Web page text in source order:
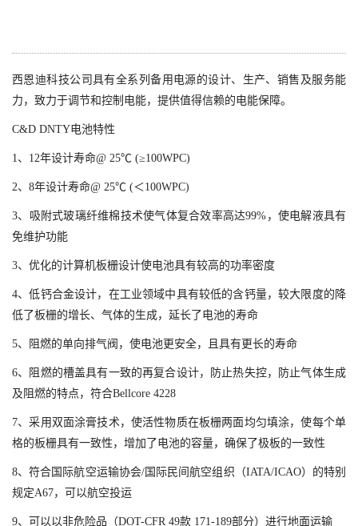
西恩迪科技公司具有全系列备用电源的设计、生产、销售及服务能
力，致力于调节和控制电能，提供值得信赖的电能保障。
C&D DNTY电池特性
1、12年设计寿命@ 25℃ (≥100WPC)
2、8年设计寿命@ 25℃ (＜100WPC)
3、吸附式玻璃纤维棉技术使气体复合效率高达99%，使电解液具有
免维护功能
3、 优化的计算机板栅设计使电池具有较高的功率密度
4、低钙合金设计，在工业领域中具有较低的含钙量，较大限度的降
低了板栅的增长、气体的生成，延长了电池的寿命
5、阻燃的单向排气阀，使电池更安全，且具有更长的寿命
6、阻燃的槽盖具有一致的再复合设计，防止热失控，防止气体生成
及阻燃的特点，符合Bellcore 4228
7、采用双面涂膏技术，使活性物质在板栅两面均匀填涂，使每个单
格的板栅具有一致性，增加了电池的容量，确保了极板的一致性
8、符合国际航空运输协会/国际民间航空组织（IATA/ICAO）的特别
规定A67，可以航空投运
9、可以以非危险品（DOT-CFR 49款 171-189部分）进行地面运输